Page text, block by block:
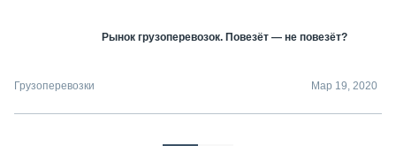
Рынок грузоперевозок. Повезёт — не повезёт?
Грузоперевозки Мар 19, 2020